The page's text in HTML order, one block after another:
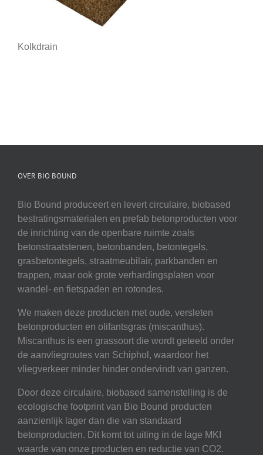
Kolkdrain
OVER BIO BOUND
Bio Bound produceert en levert circulaire, biobased
bestratingsmaterialen en prefab betonproducten voor
de inrichting van de openbare ruimte zoals
betonstraatstenen, betonbanden, betontegels,
grasbetontegels, straatmeubilair, parkbanden en
trappen, maar ook grote verhardingsplaten voor
wandel- en fietspaden en rotondes.
We maken deze producten met oude, versleten
betonproducten en olifantsgras (miscanthus).
Miscanthus is een grassoort die wordt geteeld onder
de aanvliegroutes van Schiphol, waardoor het
vliegverkeer minder hinder ondervindt van ganzen.
Door deze circulaire, biobased samenstelling is de
ecologische footprint van Bio Bound producten
aanzienlijk lager dan die van standaard
betonproducten. Dit komt tot uiting in de lage MKI
waarde van onze producten en reductie van CO2.